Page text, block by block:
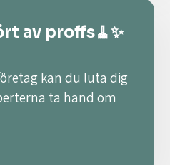
av proffs🧹✨
kan du luta dig
ta hand om